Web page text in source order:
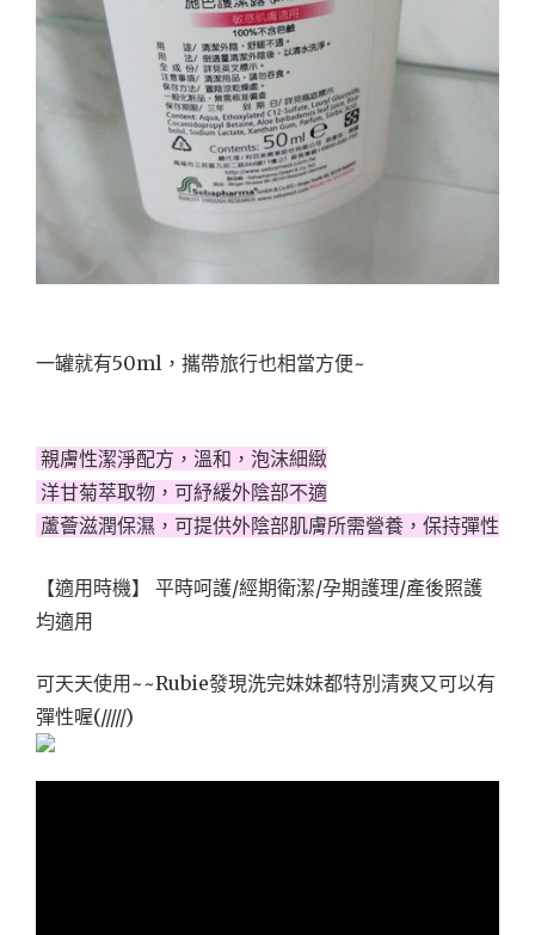
一罐就有50ml，攜帶旅行也相當方便~
親膚性潔淨配方，溫和，泡沫細緻
洋甘菊萃取物，可紓緩外陰部不適
蘆薈滋潤保濕，可提供外陰部肌膚所需營養，保持彈性
【適用時機】 平時呵護/經期衛潔/孕期護理/產後照護
均適用
可天天使用~~Rubie發現洗完妹妹都特別清爽又可以有
彈性喔(/////)